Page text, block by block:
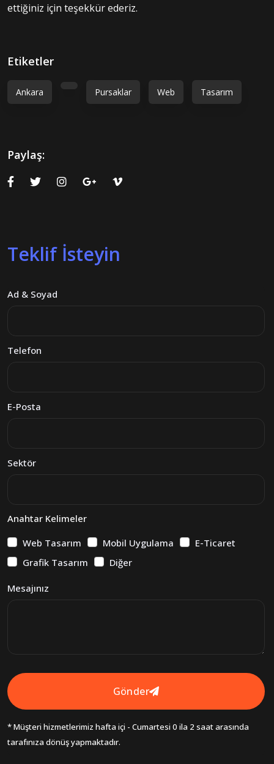
ettiğiniz için teşekkür ederiz.
Etiketler
Ankara Pursaklar Web Tasarım
Paylaş:
Teklif İsteyin
Ad & Soyad
Telefon
E-Posta
Sektör
Anahtar Kelimeler
Web Tasarım
Mobil Uygulama
E-Ticaret
Grafik Tasarım
Diğer
Mesajınız
Gönder
* Müşteri hizmetlerimiz hafta içi - Cumartesi 0 ila 2 saat arasında
tarafınıza dönüş yapmaktadır.